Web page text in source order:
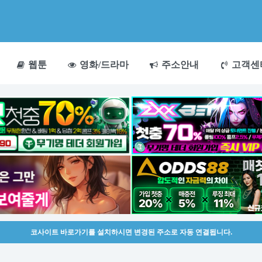
웹툰 영화/드라마 주소안내 고객센
코사이트 바로가기를 설치하시면 변경된 주소로 자동 연결됩니다.